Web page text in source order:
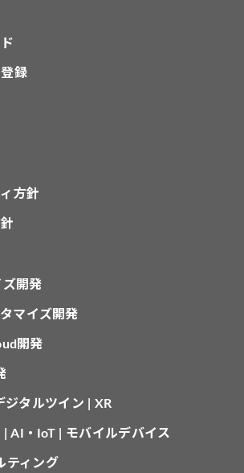
録
方針
開発
マイズ開発
開発
ジタルツイン | XR
| AI・IoT | モバイルデバイス
ティング